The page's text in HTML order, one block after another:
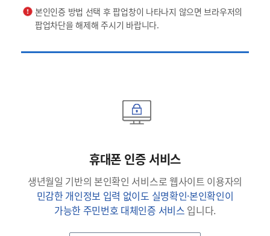
본인인증 방법 선택 후 팝업창이 나타나지 않으면 브라우저의
팝업차단을 해제해 주시기 바랍니다.
휴대폰 인증 서비스
생년월일 기반의 본인확인 서비스로 웹사이트 이용자의
민감한 개인정보 입력 없이도 실명확인·본인확인이
가능한 주민번호 대체인증 서비스 입니다.